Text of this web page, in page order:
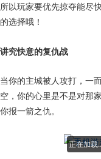
所以玩家要优先掠夺能尽
的选择哦！
讲究快意的复仇战
当你的主城被人攻打，一
空，你的心里是不是对那
你报一箭之仇。
正在加